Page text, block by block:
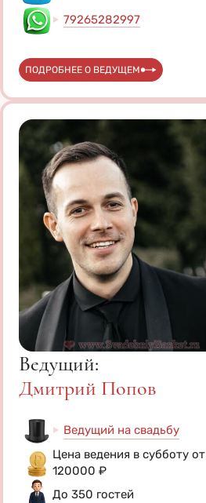
79265282997
ПОДРОБНЕЕ О ВЕДУЩЕМ
Ведущий:
Дмитрий Попов
Ведущий на свадьбу
Цена ведения в субботу от
120000 ₽
До 350 гостей